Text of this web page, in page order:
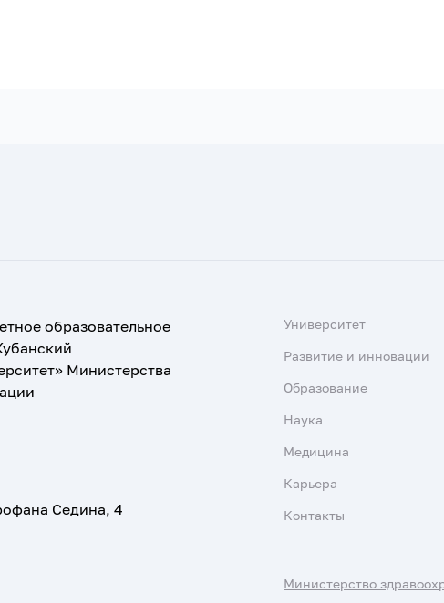
образовательное
Министерства
Седина, 4
Университет
Развитие и инновации
Образование
Наука
Медицина
Карьера
Контакты
Министерство